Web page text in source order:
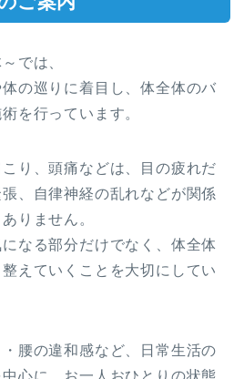
では、
の巡りに着目し、体全体のバ
を行っています。
り、頭痛などは、目の疲れだ
、自律神経の乱れなどが関係
りません。
なる部分だけでなく、体全体
えていくことを大切にしてい
腰の違和感など、日常生活の